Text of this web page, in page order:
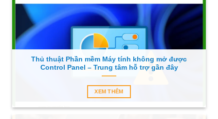
Thủ thuật Phần mềm Máy tính không mở được
Control Panel – Trung tâm hỗ trợ gần đây
XEM THÊM